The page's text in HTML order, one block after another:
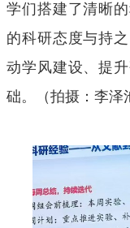
学们搭建了清晰
的科研态度与持
动学风建设、提
础。（拍摄：李泽